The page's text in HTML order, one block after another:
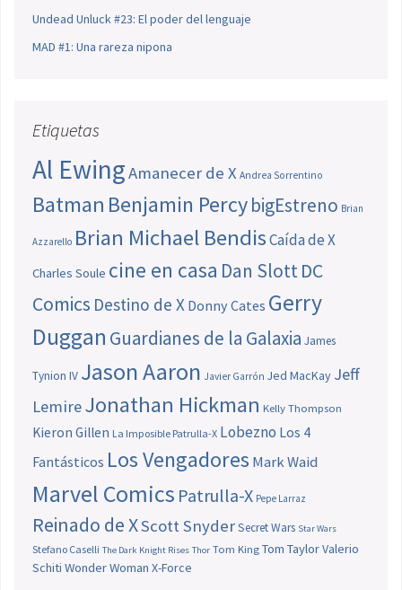
Undead Unluck #23: El poder del lenguaje
MAD #1: Una rareza nipona
Etiquetas
Al EwingAmanecer de X Andrea Sorrentino
Batman Benjamin PercybigEstreno Brian
Azzarello Brian Michael BendisCaída de X
Charles Soule cine en casa Dan SlottDC
Comics Destino de X Donny Cates Gerry
Duggan Guardianes de la Galaxia James
Tynion IV Jason Aaron Javier Garrón Jed MacKay Jeff
LemireJonathan Hickman Kelly Thompson
Kieron Gillen La Imposible Patrulla-X Lobezno Los 4
Fantásticos Los Vengadores Mark Waid
Marvel Comics Patrulla-X Pepe Larraz
Reinado de XScott SnyderSecret Wars Star Wars
Stefano Caselli The Dark Knight Rises Thor Tom King Tom TaylorValerio
Schiti Wonder Woman X-Force